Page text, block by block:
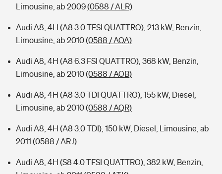
Limousine, ab 2009(0588 / ALR)
Audi A8, 4H (A8 3.0 TFSI QUATTRO), 213 kW, Benzin,
Limousine, ab 2010(0588 / AOA)
Audi A8, 4H (A8 6.3 FSI QUATTRO), 368 kW, Benzin,
Limousine, ab 2010(0588 / AOB)
Audi A8, 4H (A8 3.0 TDI QUATTRO), 155 kW, Diesel,
Limousine, ab 2010(0588 / AQR)
Audi A8, 4H (A8 3.0 TDI), 150 kW, Diesel, Limousine, ab
2011 (0588 / ARJ)
Audi A8, 4H (S8 4.0 TFSI QUATTRO), 382 kW, Benzin,